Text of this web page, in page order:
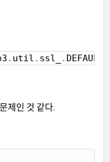
. util . ssl_ . Copy
제인 것 같다.